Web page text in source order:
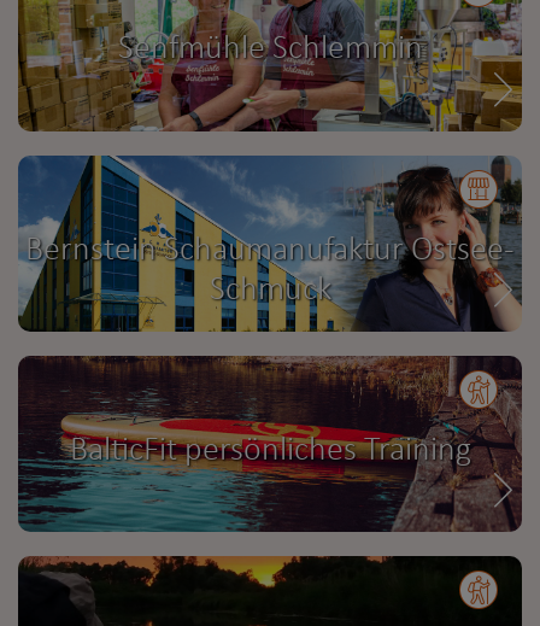
Senfmühle Schlemmin
Bernstein Schaumanufaktur Ostsee-
Schmuck
BalticFit persönliches Training